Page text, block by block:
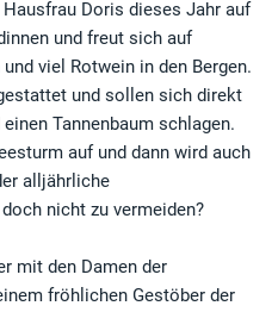
Doris dieses Jahr auf
und freut sich auf
viel Rotwein in den Bergen.
und sollen sich direkt
Tannenbaum schlagen.
auf und dann wird auch
alljährliche
nicht zu vermeiden?
mit den Damen der
fröhlichen Gestöber der